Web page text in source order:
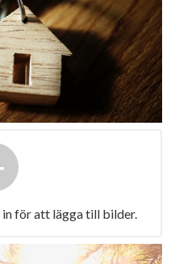
in för att lägga till bilder.